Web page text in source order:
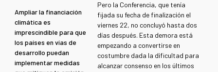
Ampliar la financiación
climática es
imprescindible para que
los países en vías de
desarrollo puedan
implementar medidas
Pero la Conferencia, que tenía
fijada su fecha de finalización el
viernes 22, no concluyó hasta dos
días después. Esta demora está
empezando a convertirse en
costumbre dada la dificultad para
alcanzar consenso en los últimos